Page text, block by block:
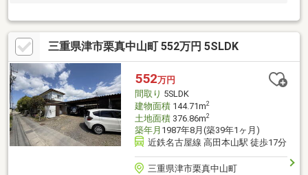
三重県津市栗真中山町 552万円 5SLDK
552万円
間取り 5SLDK
建物面積144.71m2
土地面積376.86m2
築年月 1987年8月(築39年1ヶ月)
近鉄名古屋線 高田本山駅 徒歩17分
三重県津市栗真中山町